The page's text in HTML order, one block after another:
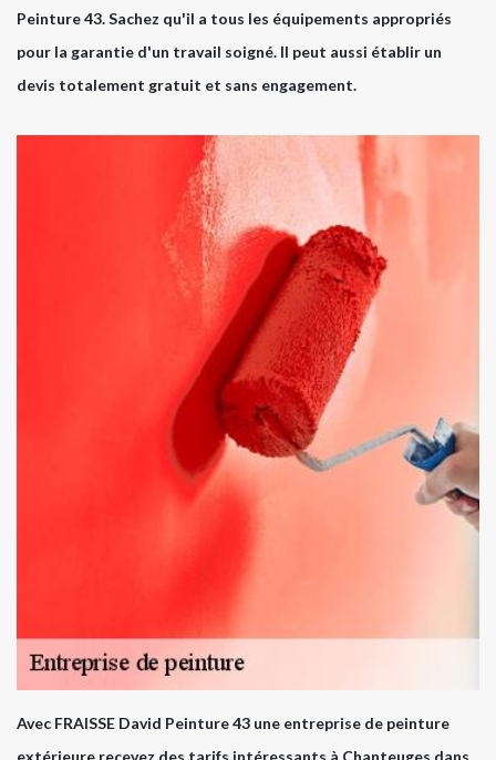
Peinture 43. Sachez qu'il a tous les équipements appropriés
pour la garantie d'un travail soigné. Il peut aussi établir un
devis totalement gratuit et sans engagement.
Avec FRAISSE David Peinture 43 une entreprise de peinture